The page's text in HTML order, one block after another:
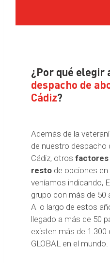
¿Por qué elegir
despacho de
Cádiz?
Además de la
de nuestro despacho
Cádiz, otros factores
resto de opciones
veníamos indicando,
grupo con más de 50
A lo largo de estos
llegado a más de 50
existen más de 1.300
GLOBAL en el mundo.